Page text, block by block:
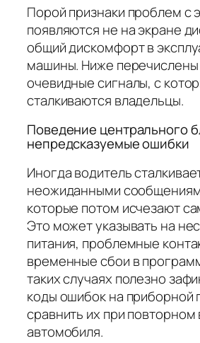
Порой признаки проблем с
появляются не на экране
общий дискомфорт в
машины. Ниже
очевидные сигналы, с
сталкиваются владельцы.
Поведение центрального
непредсказуемые ошибки
Иногда водитель
неожиданными
которые потом исчезают
Это может указывать на
питания, проблемные
временные сбои в
таких случаях полезно
коды ошибок на приборной
сравнить их при
автомобиля.